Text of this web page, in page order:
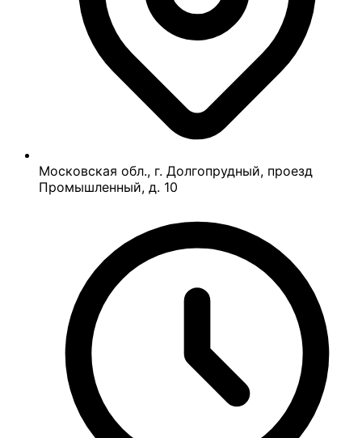
Московская обл., г. Долгопрудный, проезд
Промышленный, д. 10